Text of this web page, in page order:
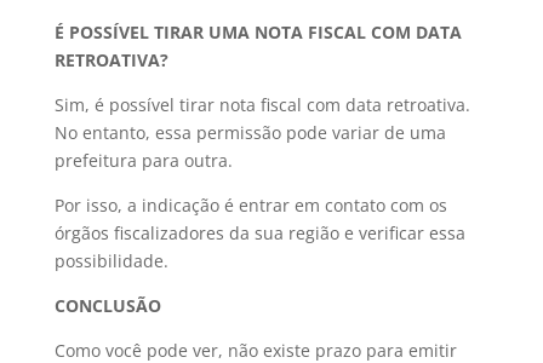
É POSSÍVEL TIRAR UMA NOTA FISCAL COM DATA
RETROATIVA?
Sim, é possível tirar nota fiscal com data retroativa.
No entanto, essa permissão pode variar de uma
prefeitura para outra.
Por isso, a indicação é entrar em contato com os
órgãos fiscalizadores da sua região e verificar essa
possibilidade.
CONCLUSÃO
Como você pode ver, não existe prazo para emitir